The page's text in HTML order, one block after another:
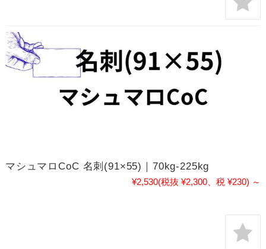
マシュマロCoC 名刺(91×55)｜70kg-225kg
¥2,530(税抜 ¥2,300、税 ¥230) ～